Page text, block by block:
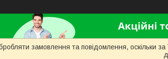
замовлення та повідомлення, оскільки